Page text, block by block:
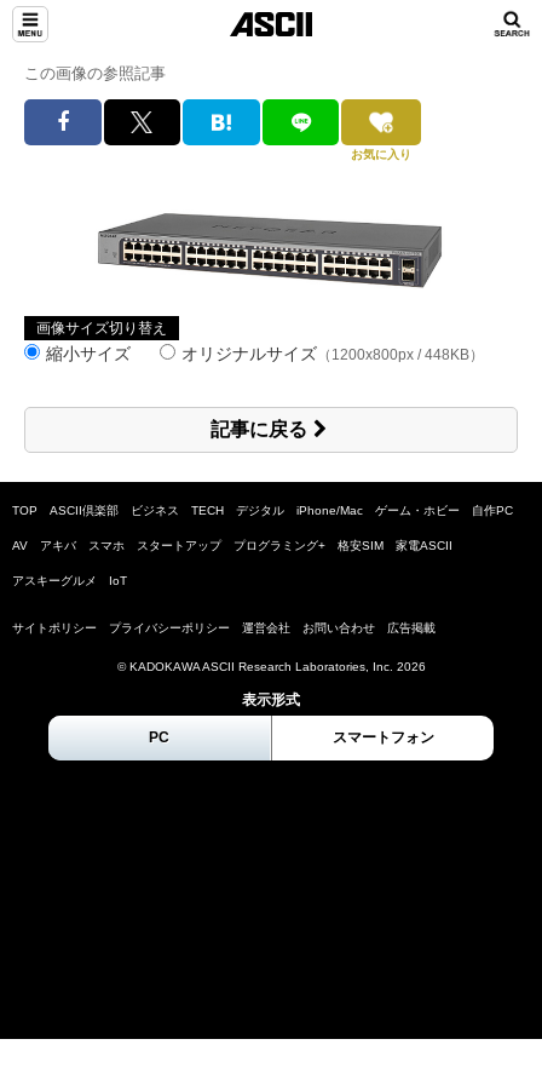
この画像の参照記事
お気に入り
画像サイズ切り替え
縮小サイズ オリジナルサイズ （1200x800px / 448KB）
記事に戻る
TOP ASCII倶楽部 ビジネス TECH デジタル iPhone/Mac ゲーム・ホビー 自作PC
AV アキバ スマホ スタートアップ プログラミング+ 格安SIM 家電ASCII
アスキーグルメ IoT
サイトポリシー プライバシーポリシー 運営会社 お問い合わせ 広告掲載
© KADOKAWA ASCII Research Laboratories, Inc. 2026
表示形式
PC スマートフォン